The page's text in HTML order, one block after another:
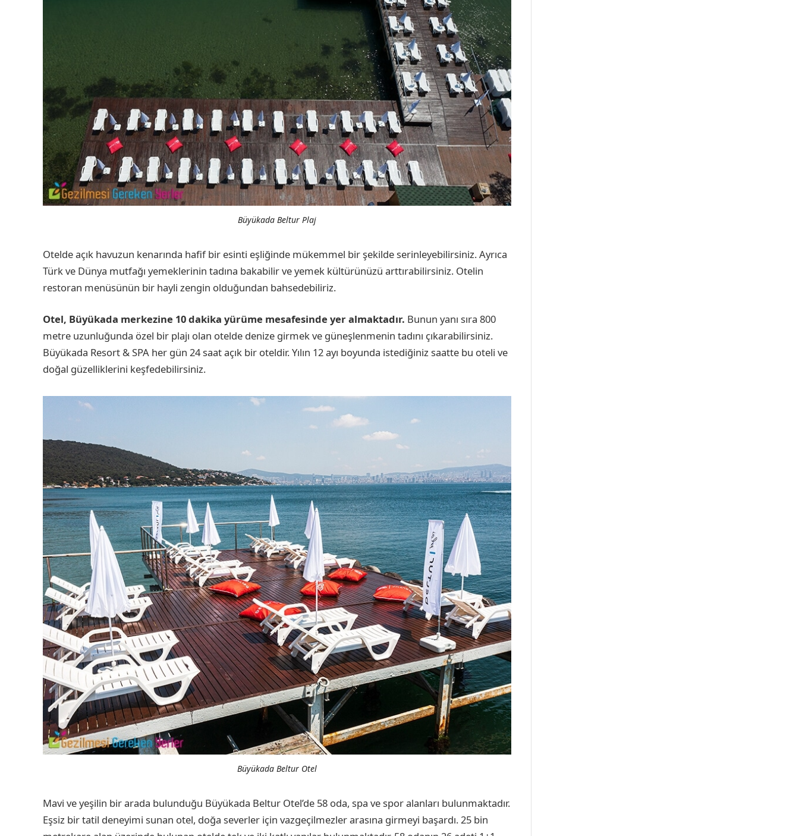
Büyükada Beltur Plaj
Otelde açık havuzun kenarında hafif bir esinti eşliğinde mükemmel bir şekilde serinleyebilirsiniz. Ayrıca
Türk ve Dünya mutfağı yemeklerinin tadına bakabilir ve yemek kültürünüzü arttırabilirsiniz. Otelin
restoran menüsünün bir hayli zengin olduğundan bahsedebiliriz.
Otel, Büyükada merkezine 10 dakika yürüme mesafesinde yer almaktadır. Bunun yanı sıra 800
metre uzunluğunda özel bir plajı olan otelde denize girmek ve güneşlenmenin tadını çıkarabilirsiniz.
Büyükada Resort & SPA her gün 24 saat açık bir oteldir. Yılın 12 ayı boyunda istediğiniz saatte bu oteli ve
doğal güzelliklerini keşfedebilirsiniz.
Büyükada Beltur Otel
Mavi ve yeşilin bir arada bulunduğu Büyükada Beltur Otel’de 58 oda, spa ve spor alanları bulunmaktadır.
Eşsiz bir tatil deneyimi sunan otel, doğa severler için vazgeçilmezler arasına girmeyi başardı. 25 bin